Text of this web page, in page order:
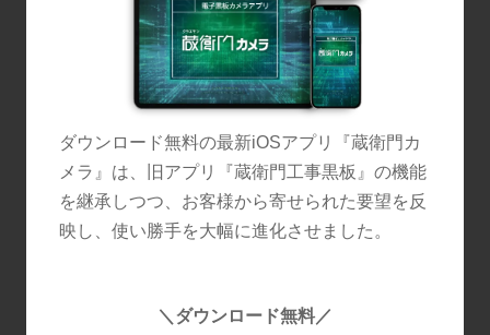
ダウンロード無料の最新iOSアプリ『蔵衛門カ
メラ』は、旧アプリ『蔵衛門工事黒板』の機能
を継承しつつ、お客様から寄せられた要望を反
映し、使い勝手を大幅に進化させました。